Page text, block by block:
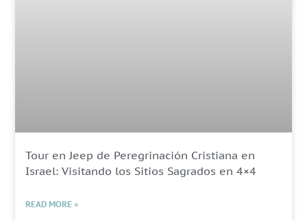
Tour en Jeep de Peregrinación Cristiana en
Israel: Visitando los Sitios Sagrados en 4×4
READ MORE »